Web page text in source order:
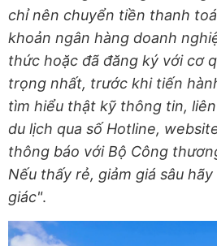
chỉ nên chuyển tiền thanh
khoản ngân hàng doanh
thức hoặc đã đăng ký với cơ
trọng nhất, trước khi tiến
tìm hiểu thật kỹ thông tin,
du lịch qua số Hotline,
thông báo với Bộ Công
Nếu thấy rẻ, giảm giá sâu
giác".